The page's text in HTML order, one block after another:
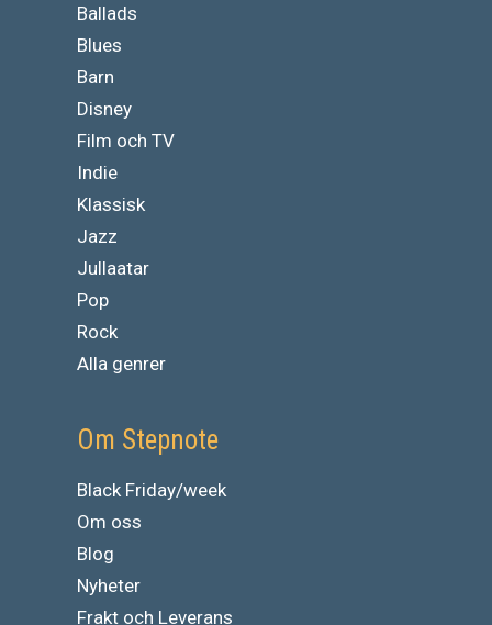
Ballads
Blues
Barn
Disney
Film och TV
Indie
Klassisk
Jazz
Jullaatar
Pop
Rock
Alla genrer
Om Stepnote
Black Friday/week
Om oss
Blog
Nyheter
Frakt och Leverans